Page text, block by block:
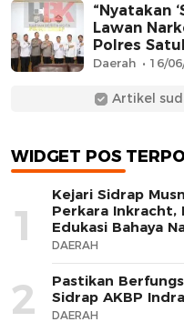
AFN
“Nyatakan
Lawan
Polres
Daerah 16/
Artikel
WIDGET POS
1
Kejari Sidrap
Perkara Inkracht,
Edukasi Bahaya
DAERAH
2
Pastikan
Sidrap AKBP
DAERAH